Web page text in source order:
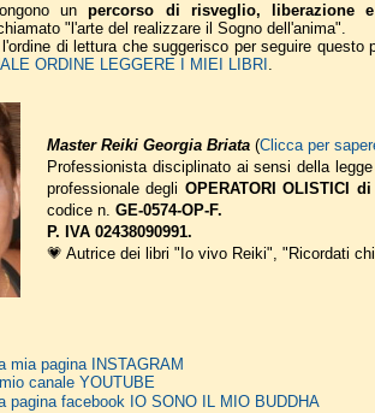
unpercorso di risveglio, liberazione
"l'arte del realizzare il Sogno dell'anima".
di lettura che suggerisco per seguire questo
ORDINE LEGGERE I MIEI LIBRI .
Master Reiki Georgia Briata (Clicca per
Professionista disciplinato ai sensi della
professionale degli OPERATORI OLISTICI di
codice n. GE-0574-OP-F.
P. IVA 02438090991.
💗 Autrice dei libri "Io vivo Reiki", "Ricordati
mia pagina INSTAGRAM
canale YOUTUBE
pagina facebook IO SONO IL MIO BUDDHA